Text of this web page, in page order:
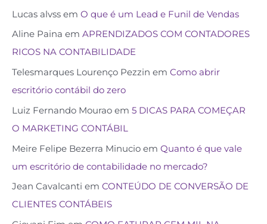
Lucas alvss em O que é um Lead e Funil de Vendas
Aline Paina em APRENDIZADOS COM CONTADORES
RICOS NA CONTABILIDADE
Telesmarques Lourenço Pezzin em Como abrir
escritório contábil do zero
Luiz Fernando Mourao em 5 DICAS PARA COMEÇAR
O MARKETING CONTÁBIL
Meire Felipe Bezerra Minucio em Quanto é que vale
um escritório de contabilidade no mercado?
Jean Cavalcanti em CONTEÚDO DE CONVERSÃO DE
CLIENTES CONTÁBEIS